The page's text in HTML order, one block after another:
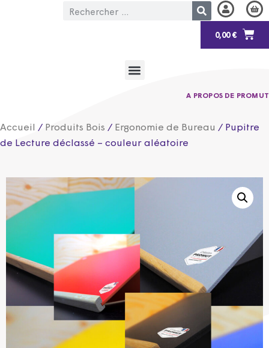
0,00€
A PROPOS DE PROMUT
Accueil / Produits Bois / Ergonomie de Bureau / Pupitre
de Lecture déclassé – couleur aléatoire